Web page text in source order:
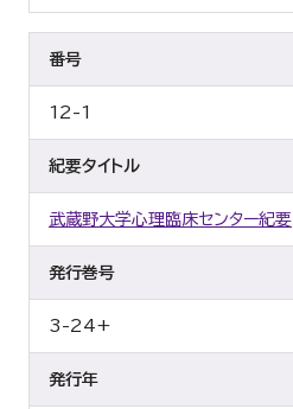
番号
12-1
紀要タイトル
武蔵野大学心理臨床センター紀要
発行巻号
3-24+
発行年